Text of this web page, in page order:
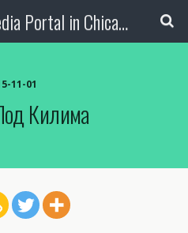
The Bulgarian Media Portal in Chicago
11-01
Килима